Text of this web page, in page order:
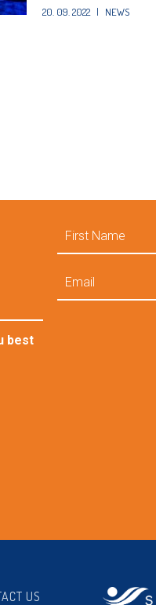
20. 09. 2022 | NEWS
Name
best
US